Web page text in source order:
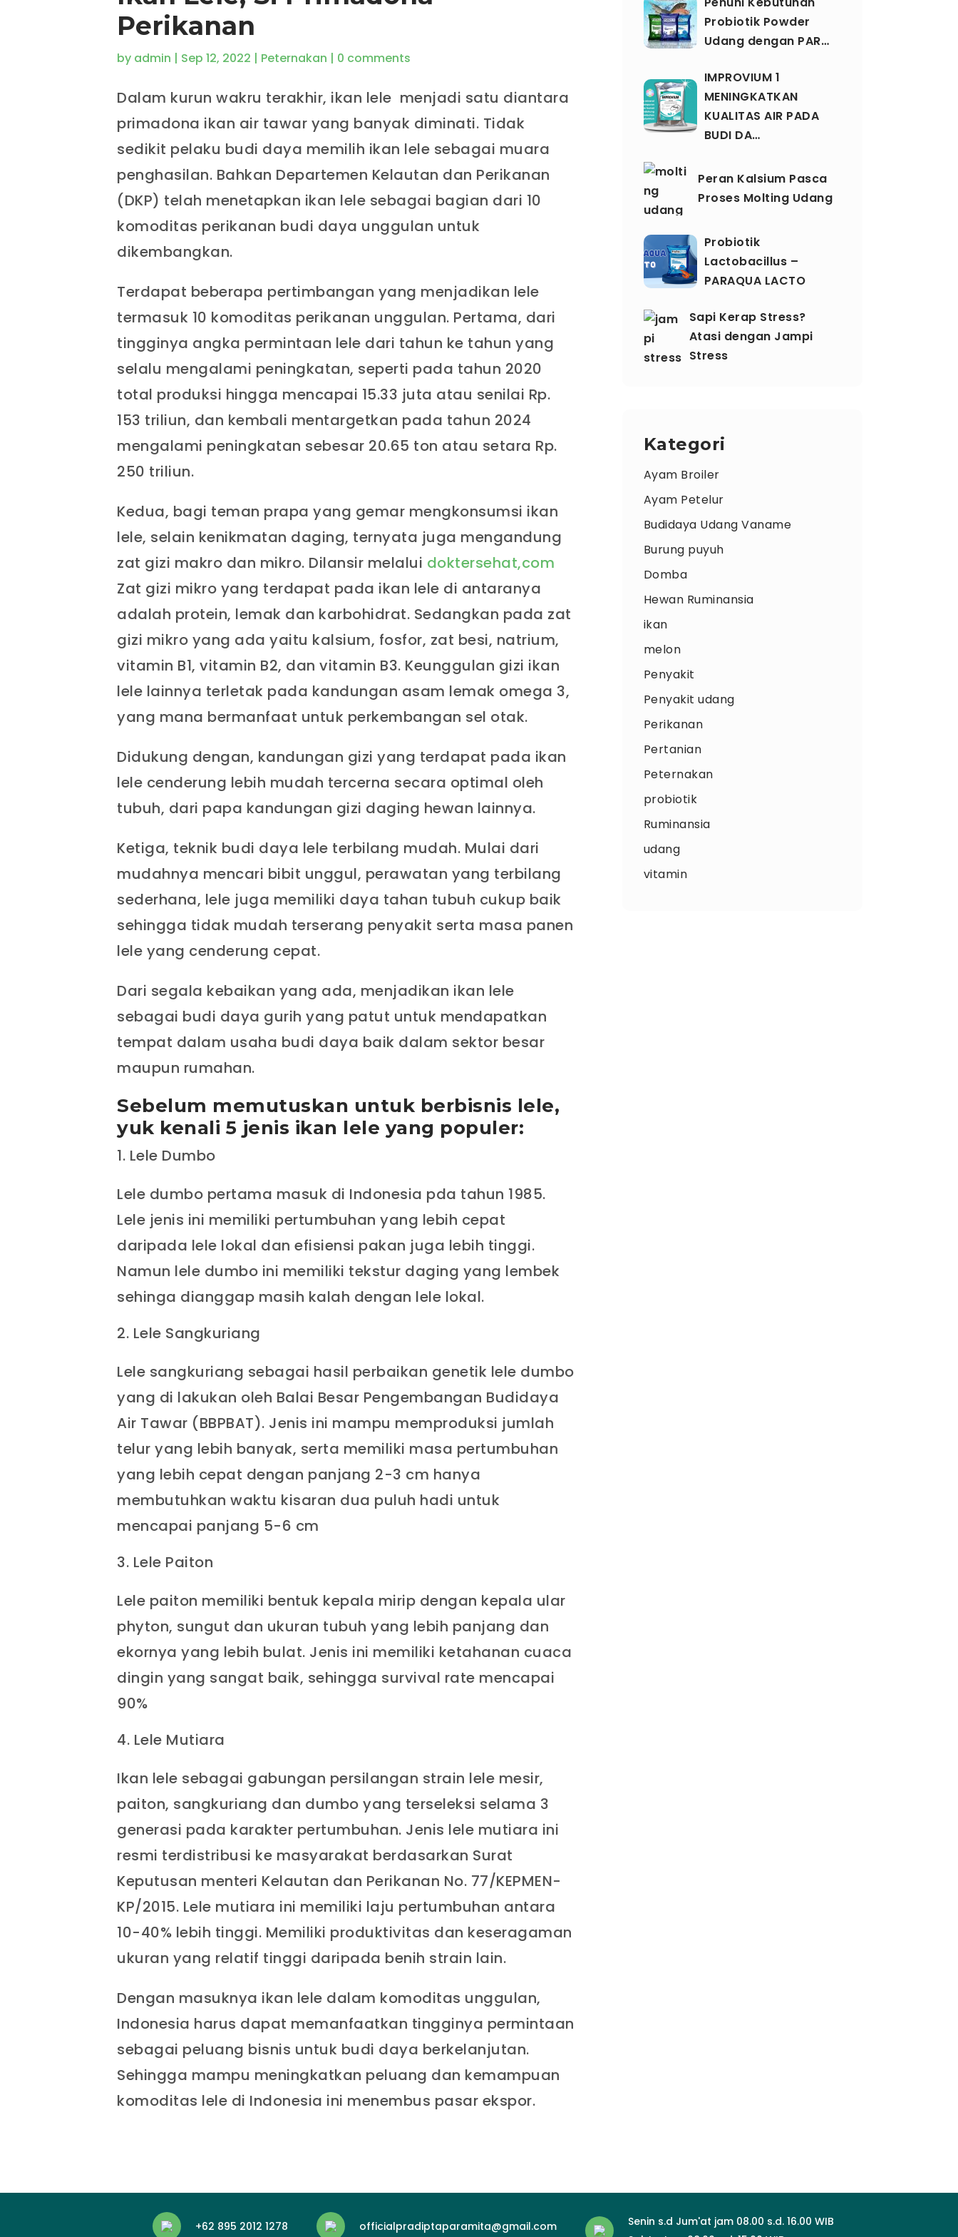
Perikanan
by admin | Sep 12, 2022 | Peternakan | 0 comments
Dalam kurun wakru terakhir, ikan lele menjadi satu diantara
primadona ikan air tawar yang banyak diminati. Tidak
sedikit pelaku budi daya memilih ikan lele sebagai muara
penghasilan. Bahkan Departemen Kelautan dan Perikanan
(DKP) telah menetapkan ikan lele sebagai bagian dari 10
komoditas perikanan budi daya unggulan untuk
dikembangkan.
Terdapat beberapa pertimbangan yang menjadikan lele
termasuk 10 komoditas perikanan unggulan. Pertama, dari
tingginya angka permintaan lele dari tahun ke tahun yang
selalu mengalami peningkatan, seperti pada tahun 2020
total produksi hingga mencapai 15.33 juta atau senilai Rp.
153 triliun, dan kembali mentargetkan pada tahun 2024
mengalami peningkatan sebesar 20.65 ton atau setara Rp.
250 triliun.
Kedua, bagi teman prapa yang gemar mengkonsumsi ikan
lele, selain kenikmatan daging, ternyata juga mengandung
zat gizi makro dan mikro. Dilansir melalui doktersehat,com
Zat gizi mikro yang terdapat pada ikan lele di antaranya
adalah protein, lemak dan karbohidrat. Sedangkan pada zat
gizi mikro yang ada yaitu kalsium, fosfor, zat besi, natrium,
vitamin B1, vitamin B2, dan vitamin B3. Keunggulan gizi ikan
lele lainnya terletak pada kandungan asam lemak omega 3,
yang mana bermanfaat untuk perkembangan sel otak.
Didukung dengan, kandungan gizi yang terdapat pada ikan
lele cenderung lebih mudah tercerna secara optimal oleh
tubuh, dari papa kandungan gizi daging hewan lainnya.
Ketiga, teknik budi daya lele terbilang mudah. Mulai dari
mudahnya mencari bibit unggul, perawatan yang terbilang
sederhana, lele juga memiliki daya tahan tubuh cukup baik
sehingga tidak mudah terserang penyakit serta masa panen
lele yang cenderung cepat.
Dari segala kebaikan yang ada, menjadikan ikan lele
sebagai budi daya gurih yang patut untuk mendapatkan
tempat dalam usaha budi daya baik dalam sektor besar
maupun rumahan.
Sebelum memutuskan untuk berbisnis lele,
yuk kenali 5 jenis ikan lele yang populer:
Lele Dumbo
Lele dumbo pertama masuk di Indonesia pda tahun 1985.
Lele jenis ini memiliki pertumbuhan yang lebih cepat
daripada lele lokal dan efisiensi pakan juga lebih tinggi.
Namun lele dumbo ini memiliki tekstur daging yang lembek
sehinga dianggap masih kalah dengan lele lokal.
Lele Sangkuriang
Lele sangkuriang sebagai hasil perbaikan genetik lele dumbo
yang di lakukan oleh Balai Besar Pengembangan Budidaya
Air Tawar (BBPBAT). Jenis ini mampu memproduksi jumlah
telur yang lebih banyak, serta memiliki masa pertumbuhan
yang lebih cepat dengan panjang 2-3 cm hanya
membutuhkan waktu kisaran dua puluh hadi untuk
mencapai panjang 5-6 cm
Lele Paiton
Lele paiton memiliki bentuk kepala mirip dengan kepala ular
phyton, sungut dan ukuran tubuh yang lebih panjang dan
ekornya yang lebih bulat. Jenis ini memiliki ketahanan cuaca
dingin yang sangat baik, sehingga survival rate mencapai
90%
Lele Mutiara
Ikan lele sebagai gabungan persilangan strain lele mesir,
paiton, sangkuriang dan dumbo yang terseleksi selama 3
generasi pada karakter pertumbuhan. Jenis lele mutiara ini
resmi terdistribusi ke masyarakat berdasarkan Surat
Keputusan menteri Kelautan dan Perikanan No. 77/KEPMEN-
KP/2015. Lele mutiara ini memiliki laju pertumbuhan antara
10-40% lebih tinggi. Memiliki produktivitas dan keseragaman
ukuran yang relatif tinggi daripada benih strain lain.
Dengan masuknya ikan lele dalam komoditas unggulan,
Indonesia harus dapat memanfaatkan tingginya permintaan
sebagai peluang bisnis untuk budi daya berkelanjutan.
Sehingga mampu meningkatkan peluang dan kemampuan
komoditas lele di Indonesia ini menembus pasar ekspor.
Probiotik Powder
Udang dengan PAR…
IMPROVIUM 1
MENINGKATKAN
KUALITAS AIR PADA
BUDI DA…
Peran Kalsium Pasca
Proses Molting Udang
Probiotik
Lactobacillus –
PARAQUA LACTO
Sapi Kerap Stress?
Atasi dengan Jampi
Stress
Kategori
Ayam Broiler
Ayam Petelur
Budidaya Udang Vaname
Burung puyuh
Domba
Hewan Ruminansia
ikan
melon
Penyakit
Penyakit udang
Perikanan
Pertanian
Peternakan
probiotik
Ruminansia
udang
vitamin
+62 895 2012 1278 officialpradiptaparamita@gmail.com
Senin s.d Jum'at jam 08.00 s.d. 16.00 WIB